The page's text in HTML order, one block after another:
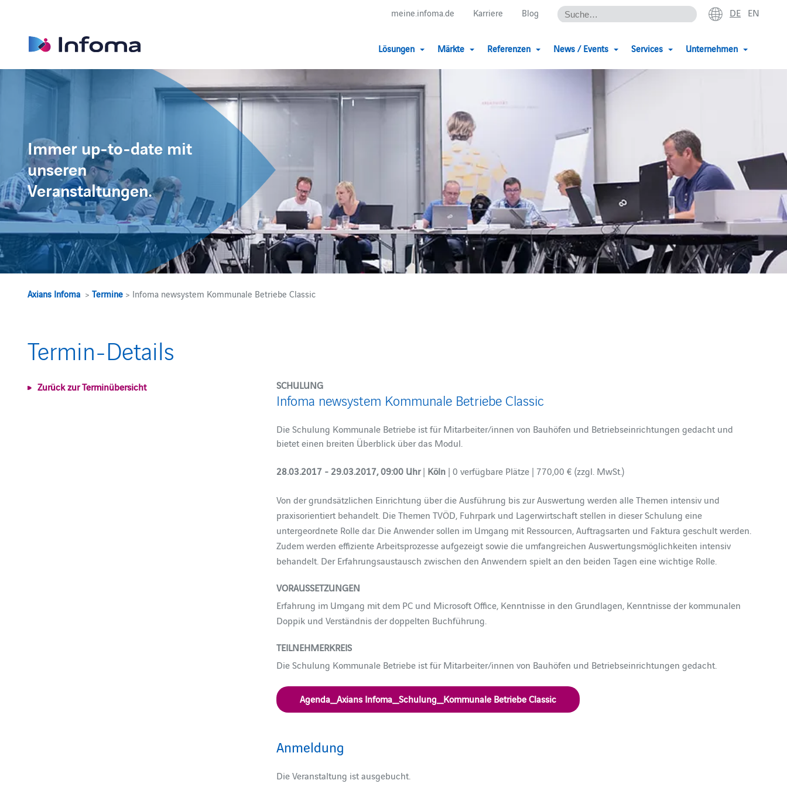
meine.infoma.de Karriere Blog DE EN
Lösungen Märkte Referenzen News / Events Services Unternehmen
Immer up-to-date mit
unseren
Veranstaltungen.
Axians Infoma >Termine > Infoma newsystem Kommunale Betriebe Classic
Termin-Details
Zurück zur Terminübersicht SCHULUNG
Infoma newsystem Kommunale Betriebe Classic
Die Schulung Kommunale Betriebe ist für Mitarbeiter/innen von Bauhöfen und Betriebseinrichtungen gedacht und
bietet einen breiten Überblick über das Modul.
28.03.2017 - 29.03.2017, 09:00 Uhr| Köln | 0 verfügbare Plätze | 770,00 € (zzgl. MwSt.)
Von der grundsätzlichen Einrichtung über die Ausführung bis zur Auswertung werden alle Themen intensiv und
praxisorientiert behandelt. Die Themen TVÖD, Fuhrpark und Lagerwirtschaft stellen in dieser Schulung eine
untergeordnete Rolle dar. Die Anwender sollen im Umgang mit Ressourcen, Auftragsarten und Faktura geschult werden.
Zudem werden effiziente Arbeitsprozesse aufgezeigt sowie die umfangreichen Auswertungsmöglichkeiten intensiv
behandelt. Der Erfahrungsaustausch zwischen den Anwendern spielt an den beiden Tagen eine wichtige Rolle.
VORAUSSETZUNGEN
Erfahrung im Umgang mit dem PC und Microsoft Office, Kenntnisse in den Grundlagen, Kenntnisse der kommunalen
Doppik und Verständnis der doppelten Buchführung.
TEILNEHMERKREIS
Die Schulung Kommunale Betriebe ist für Mitarbeiter/innen von Bauhöfen und Betriebseinrichtungen gedacht.
Agenda_Axians Infoma_Schulung_Kommunale Betriebe Classic
Anmeldung
Die Veranstaltung ist ausgebucht.